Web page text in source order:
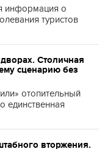
информация о
туристов
Столичная
сценарию без
отопительный
единственная
вторжения.